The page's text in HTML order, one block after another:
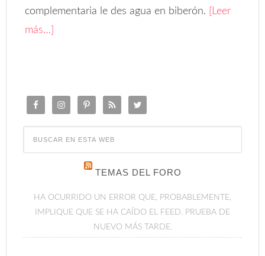
complementaria le des agua en biberón.
[Leer
más…]
TEMAS DEL FORO
HA OCURRIDO UN ERROR QUE, PROBABLEMENTE,
IMPLIQUE QUE SE HA CAÍDO EL FEED. PRUEBA DE
NUEVO MÁS TARDE.